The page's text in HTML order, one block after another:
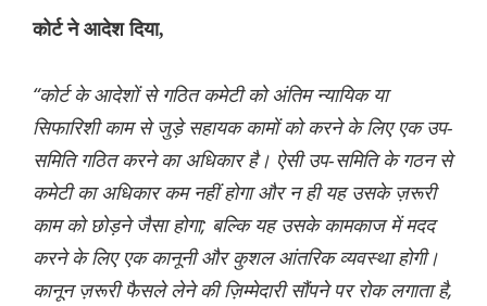
कोर्ट ने आदेश दिया,
“कोर्ट के आदेशों से गठित कमेटी को अंतिम न्यायिक या
सिफारिशी काम से जुड़े सहायक कामों को करने के लिए एक उप-
समिति गठित करने का अधिकार है। ऐसी उप-समिति के गठन से
कमेटी का अधिकार कम नहीं होगा और न ही यह उसके ज़रूरी
काम को छोड़ने जैसा होगा; बल्कि यह उसके कामकाज में मदद
करने के लिए एक कानूनी और कुशल आंतरिक व्यवस्था होगी।
कानून ज़रूरी फैसले लेने की ज़िम्मेदारी सौंपने पर रोक लगाता है,